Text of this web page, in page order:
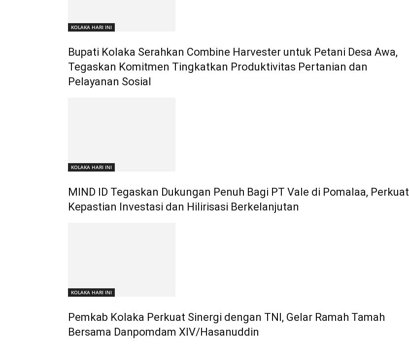
KOLAKA HARI INI
Bupati Kolaka Serahkan Combine Harvester untuk Petani Desa Awa,
Tegaskan Komitmen Tingkatkan Produktivitas Pertanian dan
Pelayanan Sosial
KOLAKA HARI INI
MIND ID Tegaskan Dukungan Penuh Bagi PT Vale di Pomalaa, Perkuat
Kepastian Investasi dan Hilirisasi Berkelanjutan
KOLAKA HARI INI
Pemkab Kolaka Perkuat Sinergi dengan TNI, Gelar Ramah Tamah
Bersama Danpomdam XIV/Hasanuddin